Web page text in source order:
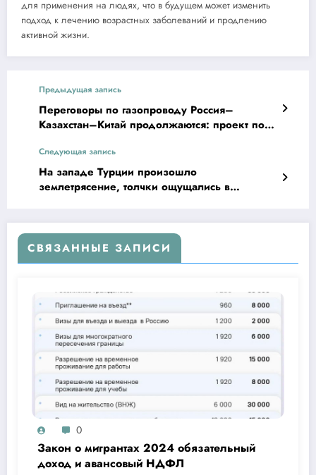
для применения на людях, что в будущем может изменить
подход к лечению возрастных заболеваний и продлению
активной жизни.
Предыдущая запись
Переговоры по газопроводу Россия–
Казахстан–Китай продолжаются: проект пока
Следующая запись
На западе Турции произошло
землетрясение, толчки ощущались в
СВЯЗАННЫЕ ЗАПИСИ
0
Закон о мигрантах 2024 обязательный
доход и авансовый НДФЛ